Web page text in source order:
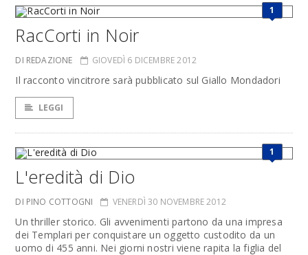
1
RacCorti in Noir
DI REDAZIONE GIOVEDÌ 6 DICEMBRE 2012
Il racconto vincitrore sarà pubblicato sul Giallo Mondadori
LEGGI
1
L'eredità di Dio
DI PINO COTTOGNI VENERDÌ 30 NOVEMBRE 2012
Un thriller storico. Gli avvenimenti partono da una impresa
dei Templari per conquistare un oggetto custodito da un
uomo di 455 anni. Nei giorni nostri viene rapita la figlia del